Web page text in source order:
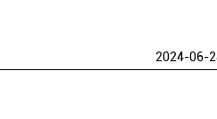
2024-06-